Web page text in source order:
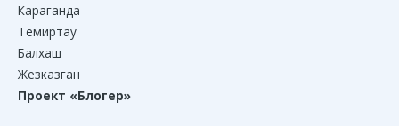
Караганда
Темиртау
Балхаш
Жезказган
Проект «Блогер»